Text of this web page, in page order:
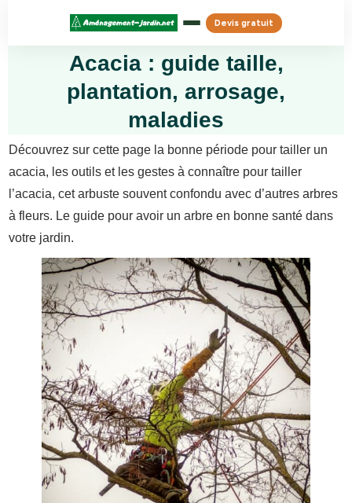
Devis gratuit
Acacia : guide taille,
plantation, arrosage,
maladies
Découvrez sur cette page la bonne période pour tailler un
acacia, les outils et les gestes à connaître pour tailler
l’acacia, cet arbuste souvent confondu avec d’autres arbres
à fleurs. Le guide pour avoir un arbre en bonne santé dans
votre jardin.